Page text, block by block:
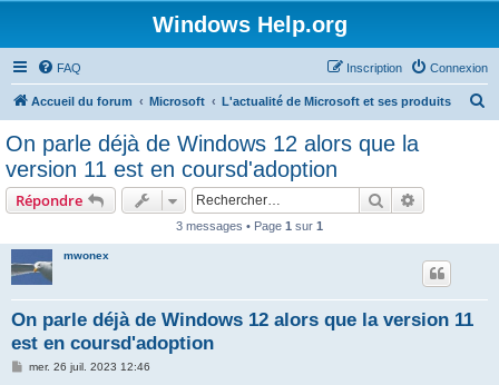
Windows Help.org
FAQ Connexion
Inscription
Accueil du forum Microsoft L'actualité de Microsoft et ses produits
On parle déjà de Windows 12 alors que la
version 11 est en coursd'adoption
Répondre Rechercher
3 messages • Page 1 sur 1
mwonex
On parle déjà de Windows 12 alors que la version 11
est en coursd'adoption
Mmer. 26 juil. 2023 12:46